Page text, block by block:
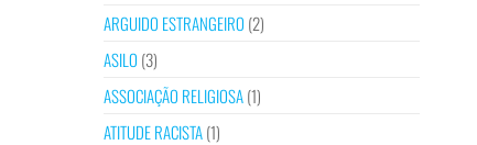
ARGUIDO ESTRANGEIRO (2)
ASILO (3)
ASSOCIAÇÃO RELIGIOSA(1)
ATITUDE RACISTA(1)